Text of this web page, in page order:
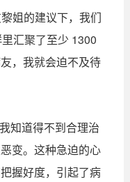
姐的建议下，我们
汇聚了至少 1300
，我就会迫不及待
知道得不到合理治
变。这种急迫的心
握好度，引起了病